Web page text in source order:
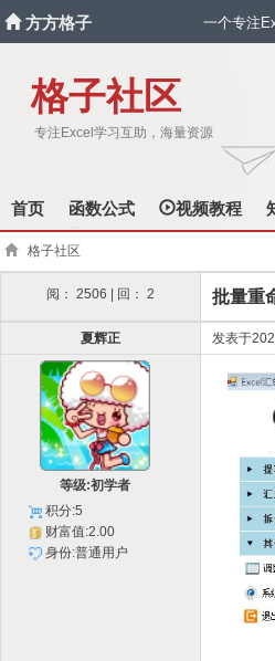
方方格子 一个专注
格子社区
专注Excel学习互助，海量资源
首页 函数公式 视频教程
格子社区
阅： 2506 | 回： 2 批量重
夏辉正 发表于
等级:初学者
积分:5
财富值:2.00
身份:普通用户